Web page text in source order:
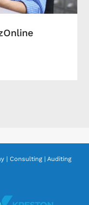
| Consulting | Auditing